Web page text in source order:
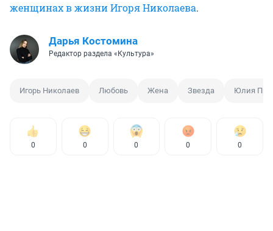
женщинах в жизни Игоря Николаева.
Дарья Костомина
Редактор раздела «Культура»
Игорь Николаев Любовь Жена Звезда Юлия
0 0 0 0 0